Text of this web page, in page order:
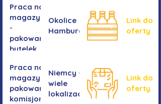
Praca na
magazynie
-
pakowanie
butelek
Okolice
Hamburga
Link do
oferty
Praca na
magazynie /
pakowanie /
komisjonowanie
Niemcy -
wiele
lokalizacji
Link do
oferty